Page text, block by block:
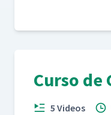
Curso de
5 Videos